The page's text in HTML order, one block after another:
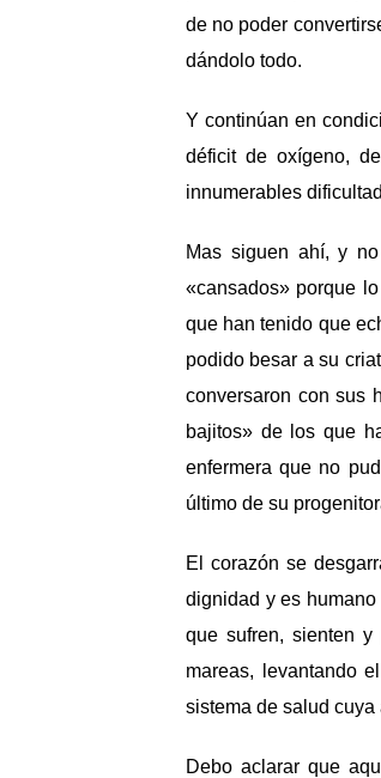
de no poder
dándolo todo.
Y continúan en
déficit de oxígeno,
innumerables
Mas siguen ahí, y
«cansados» porque
que han tenido que
podido besar a su
conversaron con sus
bajitos» de los que
enfermera que no
último de su
El corazón se
dignidad y es
que sufren, sienten
mareas, levantando
sistema de salud
Debo aclarar que